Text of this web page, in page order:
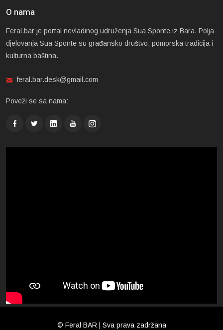
O nama
Feral.bar je portal nevladinog udruženja Sua Sponte iz Bara. Polja
djelovanja Sua Sponte su građansko društvo, pomorska tradicija i
kulturna baština.
feral.bar.desk@gmail.com
Poveži se sa nama:
© Feral BAR | Sva prava zadržana